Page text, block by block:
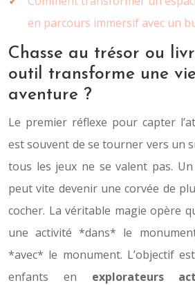
en parcours immersif avec un
Chasse au trésor ou
outil transforme une
aventure ?
Le premier réflexe pour capter
est souvent de se tourner vers un
tous les jeux ne se valent pas.
peut vite devenir une corvée de
cocher. La véritable magie opère
une activité *dans* le
*avec* le monument. L’objectif
enfants en explorateurs